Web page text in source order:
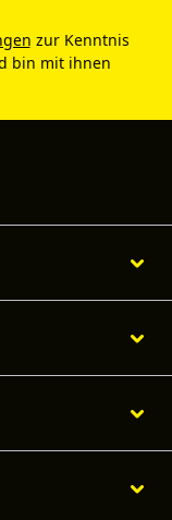
zur Kenntnis
bin mit ihnen